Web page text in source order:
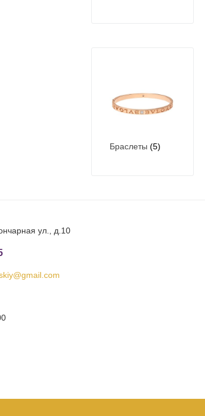
Браслеты(5)
ул., д.10